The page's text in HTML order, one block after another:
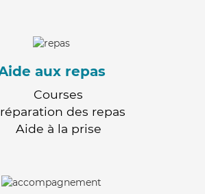
aux repas
Courses
des repas
Aide à la prise